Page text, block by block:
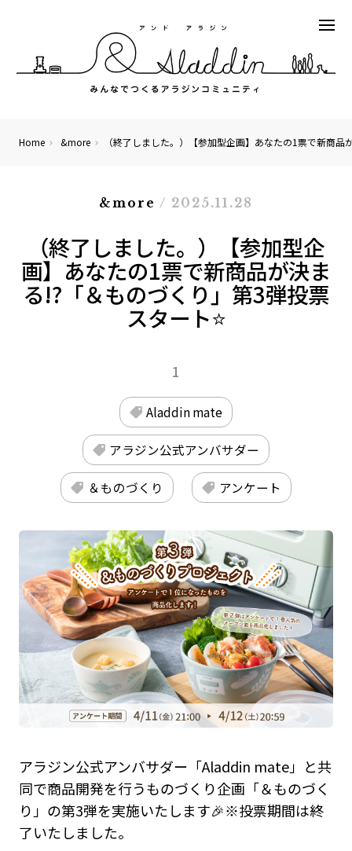
Home &more （終了しました。）【参加型企画】あなたの1票で新商
&more / 2025.11.28
（終了しました。）【参加型企
画】あなたの1票で新商品が決ま
る!?「＆ものづくり」第3弾投票
スタート⭐
1
Aladdin mate
アラジン公式アンバサダー
＆ものづくり アンケート
アラジン公式アンバサダー「Aladdin mate」と共
同で商品開発を行うものづくり企画「＆ものづく
り」の第3弾を実施いたします🎉※投票期間は終
了いたしました。